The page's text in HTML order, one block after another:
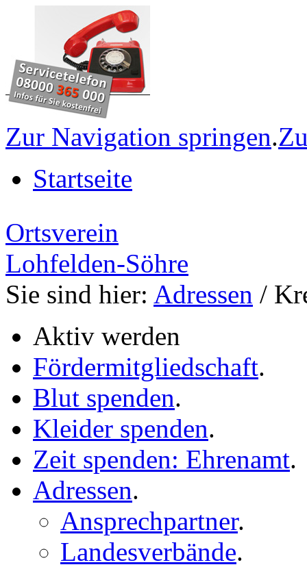
Zur Navigation springen.
Startseite
Ortsverein
Lohfelden-Söhre
Sie sind hier: Adressen /
Aktiv werden
Fördermitgliedschaft.
Blut spenden.
Kleider spenden.
Zeit spenden: Ehrenamt.
Adressen.
Ansprechpartner.
Landesverbände.